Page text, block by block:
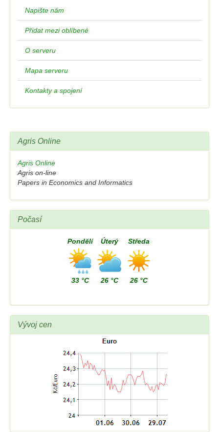
Napište nám
Přidat mezi oblíbené
O serveru
Mapa serveru
Kontakty a spojení
Agris Online
Agris Online
Agris on-line
Papers in Economics and Informatics
Počasí
Pondělí
33 °C
Úterý
26 °C
Středa
26 °C
Vývoj cen